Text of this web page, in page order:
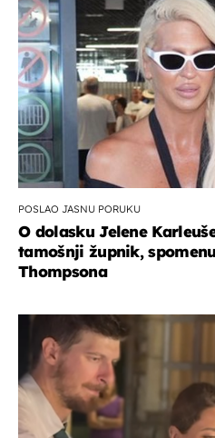
POSLAO JASNU PORUKU
O dolasku Jelene
tamošnji župnik,
Thompsona